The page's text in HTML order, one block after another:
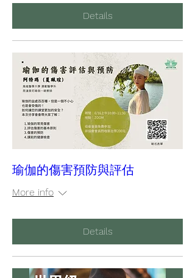
Details
瑜伽的傷害預防與評估
More info
Details